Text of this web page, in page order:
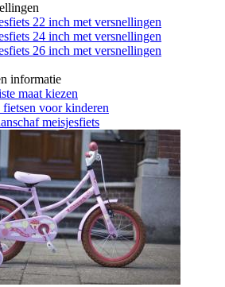
22 inch met versnellingen
24 inch met versnellingen
26 inch met versnellingen
informatie
maat kiezen
fietsen voor kinderen
meisjesfiets